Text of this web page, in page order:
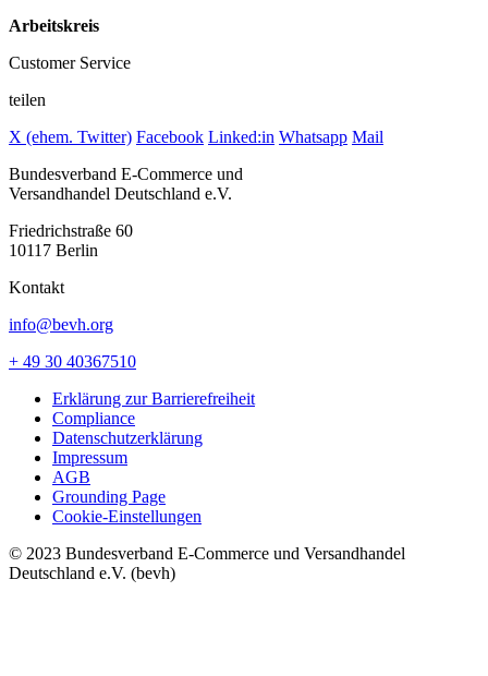
Arbeitskreis
Customer Service
teilen
X (ehem. Twitter) Facebook Linked:in Whatsapp Mail
Bundesverband E-Commerce und
Versandhandel Deutschland e.V.
Friedrichstraße 60
10117 Berlin
Kontakt
info@bevh.org
+ 49 30 40367510
Erklärung zur Barrierefreiheit
Compliance
Datenschutzerklärung
Impressum
AGB
Grounding Page
Cookie-Einstellungen
© 2023 Bundesverband E-Commerce und Versandhandel
Deutschland e.V. (bevh)